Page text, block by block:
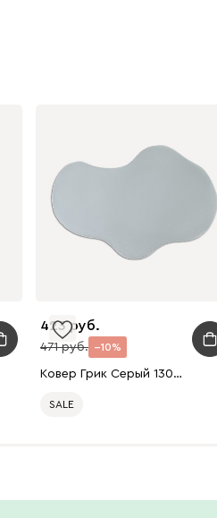
423
471 10
Ковер Грик Серый 130x230
SALE